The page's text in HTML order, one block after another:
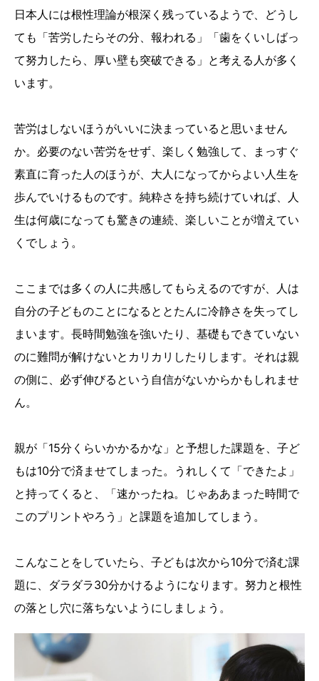
日本人には根性理論が根深く残っているようで、どうし
ても「苦労したらその分、報われる」「歯をくいしばっ
て努力したら、厚い壁も突破できる」と考える人が多く
います。
苦労はしないほうがいいに決まっていると思いません
か。必要のない苦労をせず、楽しく勉強して、まっすぐ
素直に育った人のほうが、大人になってからよい人生を
歩んでいけるものです。純粋さを持ち続けていれば、人
生は何歳になっても驚きの連続、楽しいことが増えてい
くでしょう。
ここまでは多くの人に共感してもらえるのですが、人は
自分の子どものことになるととたんに冷静さを失ってし
まいます。長時間勉強を強いたり、基礎もできていない
のに難問が解けないとカリカリしたりします。それは親
の側に、必ず伸びるという自信がないからかもしれませ
ん。
親が「15分くらいかかるかな」と予想した課題を、子ど
もは10分で済ませてしまった。うれしくて「できたよ」
と持ってくると、「速かったね。じゃああまった時間で
このプリントやろう」と課題を追加してしまう。
こんなことをしていたら、子どもは次から10分で済む課
題に、ダラダラ30分かけるようになります。努力と根性
の落とし穴に落ちないようにしましょう。